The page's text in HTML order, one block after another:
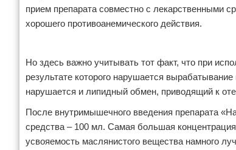
прием препарата совместно с лекарственными
хорошего противоанемического действия.
Но здесь важно учитывать тот факт, что при
результате которого нарушается
нарушается и липидный обмен, приводящий к
После внутримышечного введения препарата
средства – 100 мл. Самая большая
усвояемость маслянистого вещества намного